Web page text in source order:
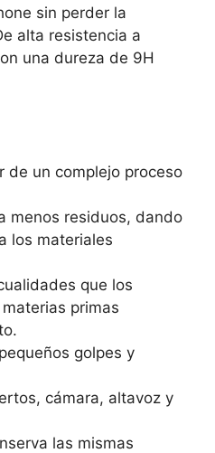
sin perder la
alta resistencia a
una dureza de 9H
de un complejo proceso
menos residuos, dando
los materiales
que los
primas
golpes y
cámara, altavoz y
las mismas